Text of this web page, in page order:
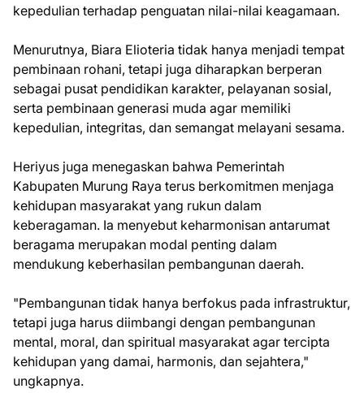
kepedulian terhadap penguatan nilai-nilai keagamaan.
Menurutnya, Biara Elioteria tidak hanya menjadi tempat
pembinaan rohani, tetapi juga diharapkan berperan
sebagai pusat pendidikan karakter, pelayanan sosial,
serta pembinaan generasi muda agar memiliki
kepedulian, integritas, dan semangat melayani sesama.
Heriyus juga menegaskan bahwa Pemerintah
Kabupaten Murung Raya terus berkomitmen menjaga
kehidupan masyarakat yang rukun dalam
keberagaman. Ia menyebut keharmonisan antarumat
beragama merupakan modal penting dalam
mendukung keberhasilan pembangunan daerah.
"Pembangunan tidak hanya berfokus pada infrastruktur,
tetapi juga harus diimbangi dengan pembangunan
mental, moral, dan spiritual masyarakat agar tercipta
kehidupan yang damai, harmonis, dan sejahtera,"
ungkapnya.